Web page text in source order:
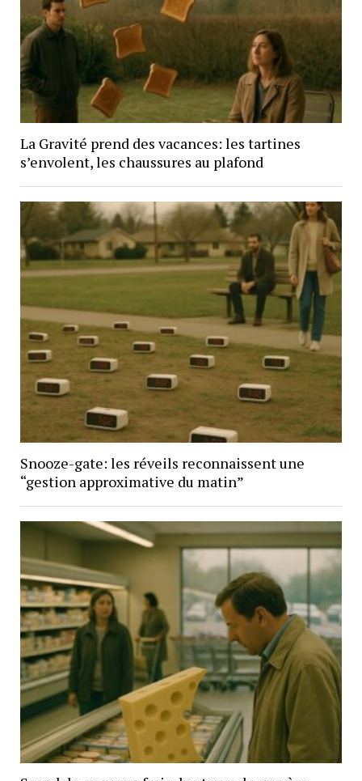
La Gravité prend des vacances: les tartines
s’envolent, les chaussures au plafond
Snooze-gate: les réveils reconnaissent une
“gestion approximative du matin”